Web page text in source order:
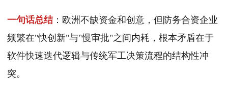
一句话总结：欧洲不缺资金和创意，但防务合资企业
频繁在"快创新"与"慢审批"之间内耗，根本矛盾在于
软件快速迭代逻辑与传统军工决策流程的结构性冲
突。